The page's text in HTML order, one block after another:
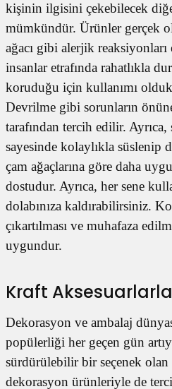
kişinin ilgisini çekebilecek
mümkündür. Ürünler gerçek
ağacı gibi alerjik
insanlar etrafında rahatlıkla
koruduğu için kullanımı
Devrilme gibi sorunların
tarafından tercih edilir.
sayesinde kolaylıkla süslenip
çam ağaçlarına göre daha
dostudur. Ayrıca, her sene
dolabınıza kaldırabilirsiniz.
çıkartılması ve muhafaza
uygundur.
Kraft
Dekorasyon ve ambalaj
popülerliği her geçen gün
sürdürülebilir bir seçenek olan
dekorasyon ürünleriyle de